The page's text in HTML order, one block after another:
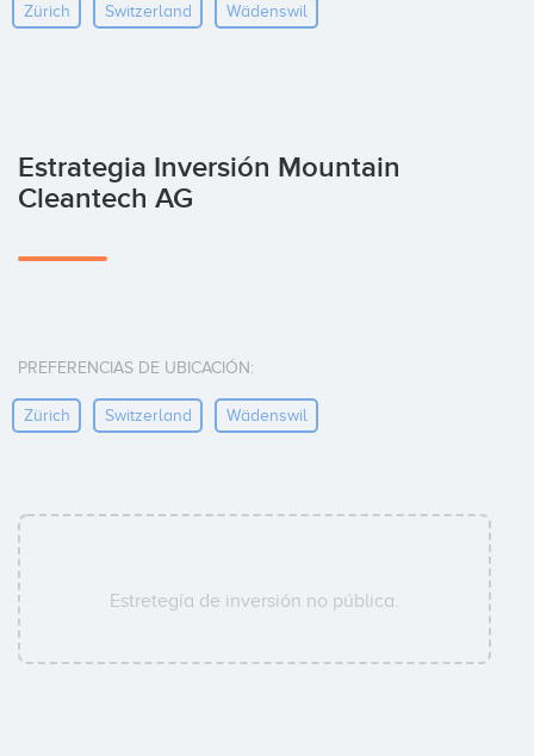
Zürich Switzerland Wädenswil
Estrategia Inversión Mountain
Cleantech AG
PREFERENCIAS DE UBICACIÓN:
Zürich Switzerland Wädenswil
Estretegía de inversión no pública.